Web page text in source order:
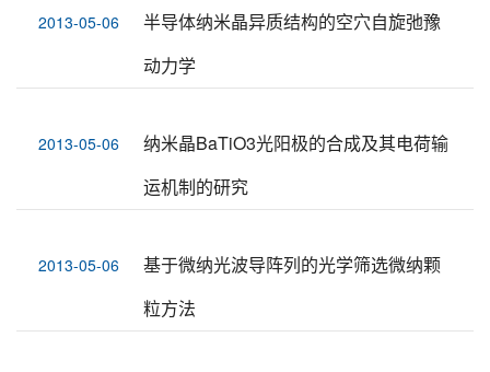
2013-05-06
半导体纳米晶异质结构的空穴自旋弛豫
动力学
2013-05-06
纳米晶BaTiO3光阳极的合成及其电荷输
运机制的研究
2013-05-06
基于微纳光波导阵列的光学筛选微纳颗
粒方法